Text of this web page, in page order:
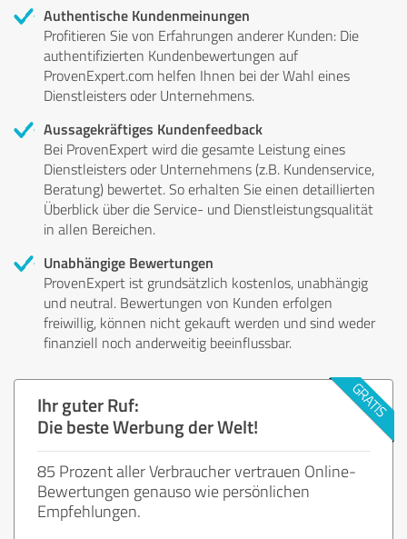
Authentische Kundenmeinungen
Profitieren Sie von Erfahrungen anderer Kunden: Die
authentifizierten Kundenbewertungen auf
ProvenExpert.com helfen Ihnen bei der Wahl eines
Dienstleisters oder Unternehmens.
Aussagekräftiges Kundenfeedback
Bei ProvenExpert wird die gesamte Leistung eines
Dienstleisters oder Unternehmens (z.B. Kundenservice,
Beratung) bewertet. So erhalten Sie einen detaillierten
Überblick über die Service- und Dienstleistungsqualität
in allen Bereichen.
Unabhängige Bewertungen
ProvenExpert ist grundsätzlich kostenlos, unabhängig
und neutral. Bewertungen von Kunden erfolgen
freiwillig, können nicht gekauft werden und sind weder
finanziell noch anderweitig beeinflussbar.
Ihr guter Ruf:
Die beste Werbung der Welt!
85 Prozent aller Verbraucher vertrauen Online-
Bewertungen genauso wie persönlichen
Empfehlungen.